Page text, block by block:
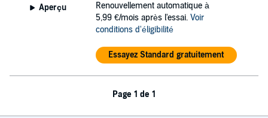
Aperçu
Renouvellement automatique à
5,99 €/mois après l'essai. Voir
conditions d'éligibilité
Essayez Standard gratuitement
Page 1 de 1